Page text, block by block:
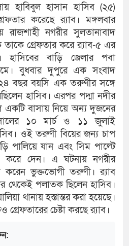
হাবিবুল হাসান হাসিব (২৫)
করেছে র‌্যাব। মঙ্গলবার
নগরীর সুলতানাবাদ
তাকে গ্রেফতার করে র‌্যাব-৫ এর
হাসিবের বাড়ি জেলার পবা
বুধবার দুপুরে এক সংবাদ
২৪ বছর বয়সি এক তরুণীর সঙ্গে
হাসিব। এরপর পদ্মা নদীর
একটি বাসায় নিয়ে অন্য দুজনের
১০ মার্চ ও ১১ জুলাই
ওই তরুণী বিয়ের জন্য চাপ
পালিয়ে যান এবং সিম পাল্টে
করে দেন। এ ঘটনায় নগরীর
করেন ভুক্তভোগী তরুণী। র‌্যাব
থেকেই পলাতক ছিলেন হাসিব।
থানায় হস্তান্তর করা হয়েছে।
চেষ্টা করছে র‌্যাব।